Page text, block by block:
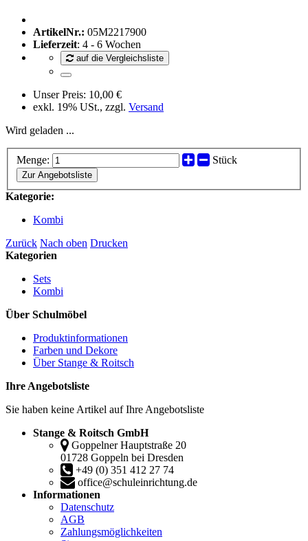
ArtikelNr.: 05M2217900
Lieferzeit: 4 - 6 Wochen
auf die Vergleichsliste
Unser Preis: 10,00 €
exkl. 19% USt., zzgl. Versand
Wird geladen ...
Menge: Stück
Zur Angebotsliste
Kategorie:
Kombi
Zurück Nach oben Drucken
Kategorien
Sets
Kombi
Über Schulmöbel
Produktinformationen
Farben und Dekore
Über Stange & Roitsch
Ihre Angebotsliste
Sie haben keine Artikel auf Ihre Angebotsliste
Stange & Roitsch GmbH
Goppelner Hauptstraße 20
01728 Goppeln bei Dresden
+49 (0) 351 412 27 74
office@schuleinrichtung.de
Informationen
Datenschutz
AGB
Zahlungsmöglichkeiten